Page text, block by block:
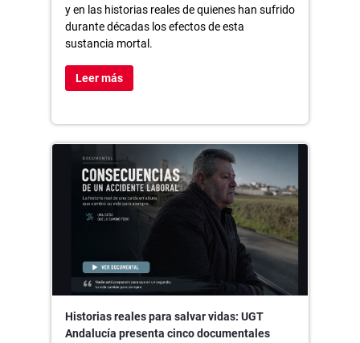
y en las historias reales de quienes han sufrido
durante décadas los efectos de esta
sustancia mortal.
Leer más
Historias reales para salvar vidas: UGT
Andalucía presenta cinco documentales